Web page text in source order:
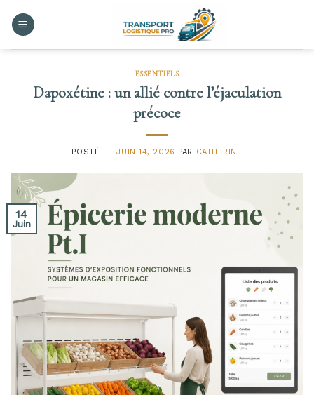
ESSENTIELS
Dapoxétine : un allié contre l’éjaculation
précoce
POSTÉ LEJUIN 14, 2026 PAR CATHERINE
14
Juin